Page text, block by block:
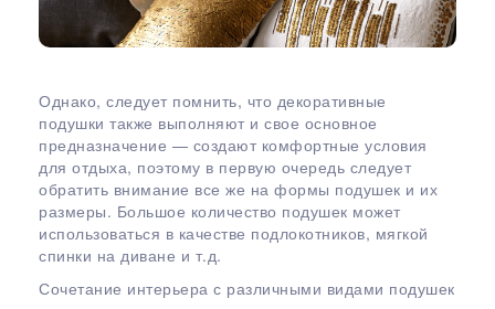
Однако, следует помнить, что декоративные
подушки также выполняют и свое основное
предназначение — создают комфортные условия
для отдыха, поэтому в первую очередь следует
обратить внимание все же на формы подушек и их
размеры. Большое количество подушек может
использоваться в качестве подлокотников, мягкой
спинки на диване и т.д.
Сочетание интерьера с различными видами подушек